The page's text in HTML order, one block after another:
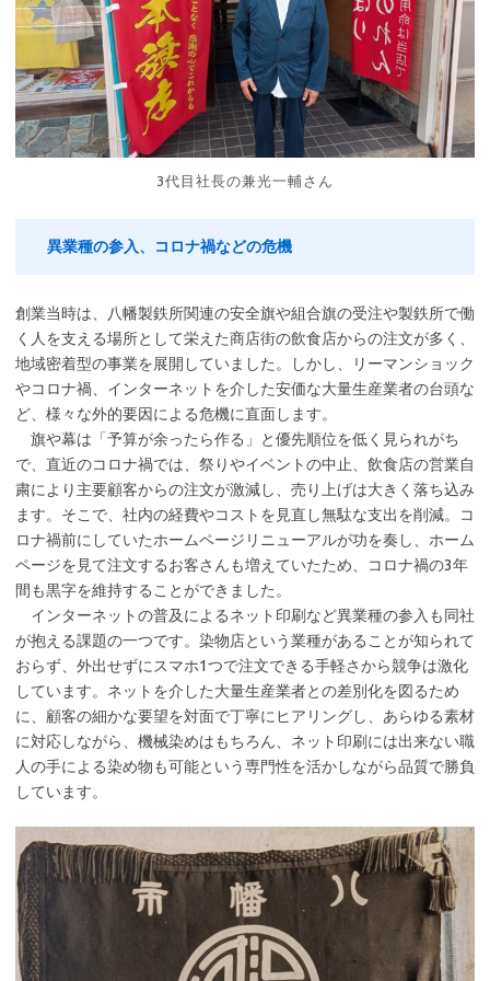
3代目社長の兼光一輔さん
異業種の参入、コロナ禍などの危機
創業当時は、八幡製鉄所関連の安全旗や組合旗の受注や製鉄所で働
く人を支える場所として栄えた商店街の飲食店からの注文が多く、
地域密着型の事業を展開していました。しかし、リーマンショック
やコロナ禍、インターネットを介した安価な大量生産業者の台頭な
ど、様々な外的要因による危機に直面します。
旗や幕は「予算が余ったら作る」と優先順位を低く見られがち
で、直近のコロナ禍では、祭りやイベントの中止、飲食店の営業自
粛により主要顧客からの注文が激減し、売り上げは大きく落ち込み
ます。そこで、社内の経費やコストを見直し無駄な支出を削減。コ
ロナ禍前にしていたホームページリニューアルが功を奏し、ホーム
ページを見て注文するお客さんも増えていたため、コロナ禍の3年
間も黒字を維持することができました。
インターネットの普及によるネット印刷など異業種の参入も同社
が抱える課題の一つです。染物店という業種があることが知られて
おらず、外出せずにスマホ1つで注文できる手軽さから競争は激化
しています。ネットを介した大量生産業者との差別化を図るため
に、顧客の細かな要望を対面で丁寧にヒアリングし、あらゆる素材
に対応しながら、機械染めはもちろん、ネット印刷には出来ない職
人の手による染め物も可能という専門性を活かしながら品質で勝負
しています。